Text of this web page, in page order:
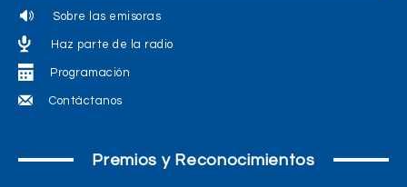
Sobre las emisoras
Haz parte de la radio
Programación
Contáctanos
Premios y Reconocimientos